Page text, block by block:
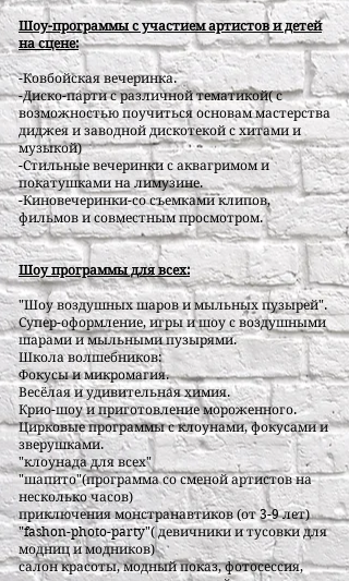
Шоу-программы с участием артистов и детей
на сцене:
-Ковбойская вечеринка.
-Диско-парти с различной тематикой( с
возможностью поучиться основам мастерства
диджея и заводной дискотекой с хитами и
музыкой)
-Стильные вечеринки с аквагримом и
покатушками на лимузине.
-Киновечеринки-со съемками клипов,
фильмов и совместным просмотром.
Шоу программы для всех:
"Шоу воздушных шаров и мыльных пузырей".
Супер-оформление, игры и шоу с воздушными
шарами и мыльными пузырями.
Школа волшебников:
Фокусы и микромагия.
Весёлая и удивительная химия.
Крио-шоу и приготовление мороженного.
Цирковые программы с клоунами, фокусами и
зверушками.
"клоунада для всех"
"шапито"(программа со сменой артистов на
несколько часов)
приключения монстранавтиков (от 3-9 лет)
"fashon-photo-party"( девичники и тусовки для
модниц и модников)
салон красоты, модный показ, фотосессия,